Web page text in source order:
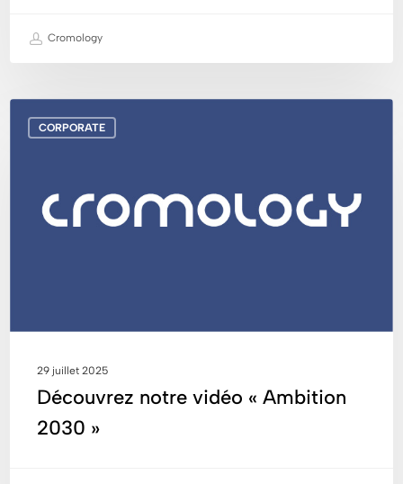
Cromology
CORPORATE
notre
2030 »
29 juillet 2025
Découvrez notre vidéo « Ambition
2030 »